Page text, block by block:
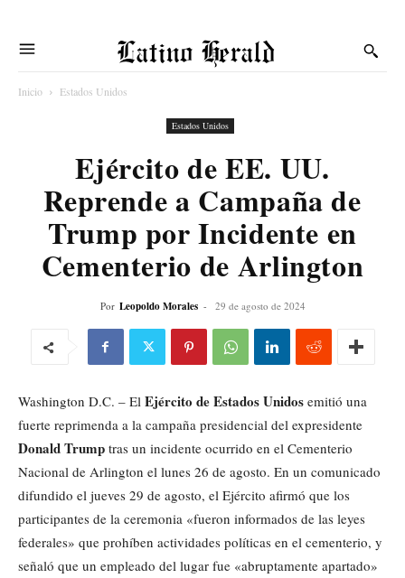
Latino Herald
Inicio Estados Unidos
Estados Unidos
Ejército de EE. UU.
Reprende a Campaña de
Trump por Incidente en
Cementerio de Arlington
Por Leopoldo Morales - 29 de agosto de 2024
Washington D.C. – El Ejército de Estados Unidos emitió una
fuerte reprimenda a la campaña presidencial del expresidente
Donald Trump tras un incidente ocurrido en el Cementerio
Nacional de Arlington el lunes 26 de agosto. En un comunicado
difundido el jueves 29 de agosto, el Ejército afirmó que los
participantes de la ceremonia «fueron informados de las leyes
federales» que prohíben actividades políticas en el cementerio, y
señaló que un empleado del lugar fue «abruptamente apartado»